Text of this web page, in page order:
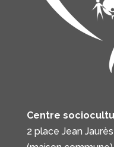
Centre
2 place Jean Jaurès